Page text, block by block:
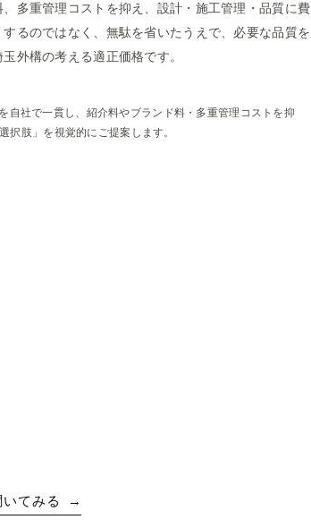
多重管理コストを抑え、設計・施工管理・品質に費
るのではなく、無駄を省いたうえで、必要な品質を
外構の考える適正価格です。
自社で一貫し、紹介料やブランド料・多重管理コストを抑
択肢」を視覚的にご提案します。
てみる